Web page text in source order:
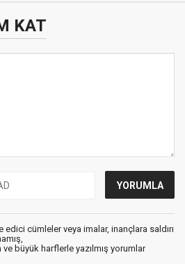
KAT
edici cümleler veya imalar, inançlara saldırı
büyük harflerle yazılmış yorumlar